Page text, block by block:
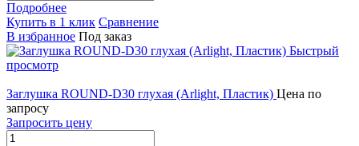
Подробнее
Купить в 1 клик Сравнение
В избранное Под заказ
Быстрый
просмотр
Заглушка ROUND-D30 глухая (Arlight, Пластик) Цена по
запросу
Запросить цену